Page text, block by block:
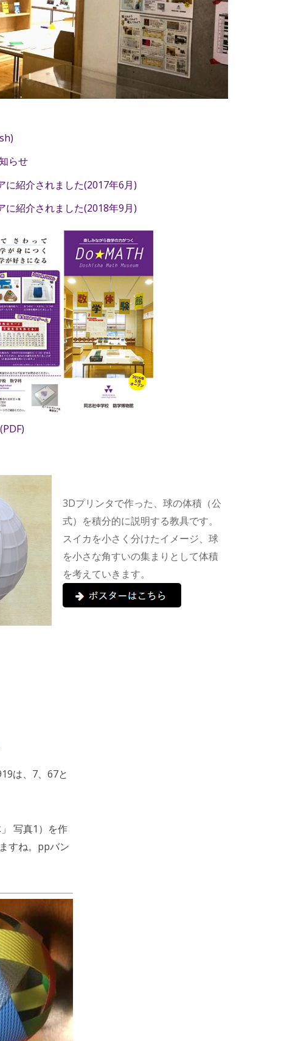
らせ
に紹介されました(2017年6月)
に紹介されました(2018年9月)
3Dプリンタで作った、球の体積（公
式）を積分的に説明する教具です。
スイカを小さく分けたイメージ、球
を小さな角すいの集まりとして体積
を考えていきます。
は、7、67と
写真1）を作
すね。ppバン